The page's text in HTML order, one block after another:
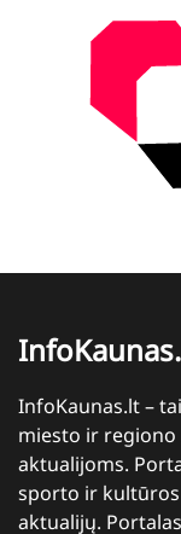
InfoKaunas.lt –
miesto ir regiono
aktualijoms.
sporto ir
aktualijų.